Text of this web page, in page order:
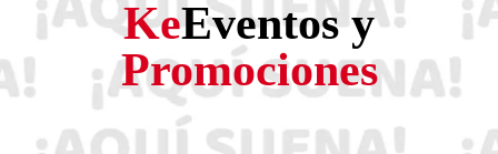
KeEventos y
Promociones